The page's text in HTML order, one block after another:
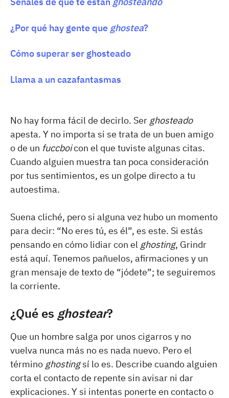
¿Por qué hay gente que ghostea?
Cómo superar ser ghosteado
Llama a un cazafantasmas
No hay forma fácil de decirlo. Ser ghosteado
apesta. Y no importa si se trata de un buen amigo
o de un fuccboicon el que tuviste algunas citas.
Cuando alguien muestra tan poca consideración
por tus sentimientos, es un golpe directo a tu
autoestima.
Suena cliché, pero si alguna vez hubo un momento
para decir: “No eres tú, es él”, es este. Si estás
pensando en cómo lidiar con el ghosting, Grindr
está aquí. Tenemos pañuelos, afirmaciones y un
gran mensaje de texto de “jódete”; te seguiremos
la corriente.
¿Qué es ghostear?
Que un hombre salga por unos cigarros y no
vuelva nunca más no es nada nuevo. Pero el
término ghostingsí lo es. Describe cuando alguien
corta el contacto de repente sin avisar ni dar
explicaciones. Y si intentas ponerte en contacto o